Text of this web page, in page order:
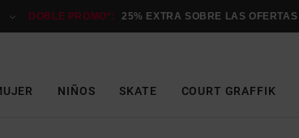
DOBLE PROMO*: 25% EXTRA SOBRE LAS OFERTAS
NIÑOS SKATE COURT GRAFFIK